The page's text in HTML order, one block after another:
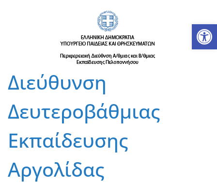
Διεύθυνση
Δευτεροβάθμιας
Εκπαίδευσης
Αργολίδας